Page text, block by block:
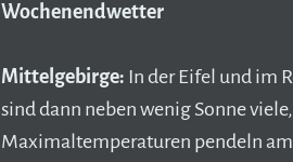
Wochenendwetter
Mittelgebirge: In der Eifel und im
sind dann neben wenig Sonne
Maximaltemperaturen pendeln am